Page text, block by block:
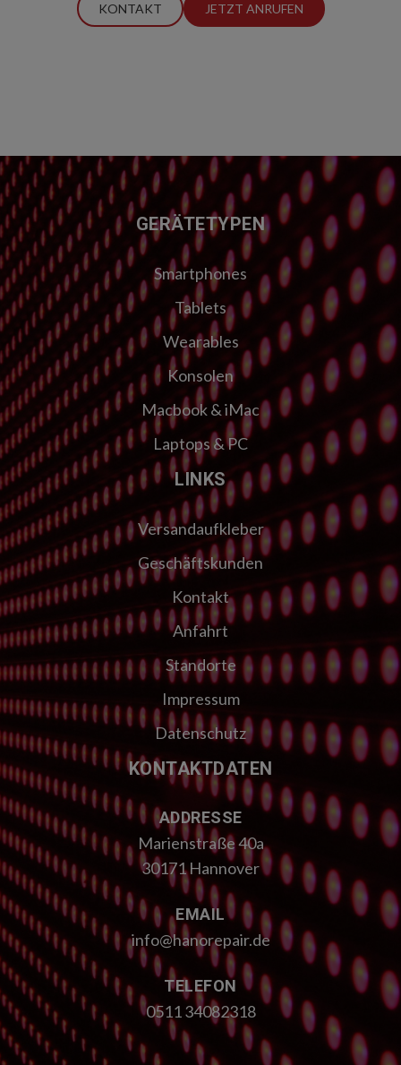
KONTAKT JETZT ANRUFEN
FUSSZEILE GERÄTETYPEN
Smartphones
Tablets
Wearables
Konsolen
Macbook & iMac
Laptops & PC
LINKS
Versandaufkleber
Geschäftskunden
Kontakt
Anfahrt
Standorte
Impressum
Datenschutz
KONTAKTDATEN
ADDRESSE
Marienstraße 40a
30171 Hannover
EMAIL
info@hanorepair.de
TELEFON
0511 34082318